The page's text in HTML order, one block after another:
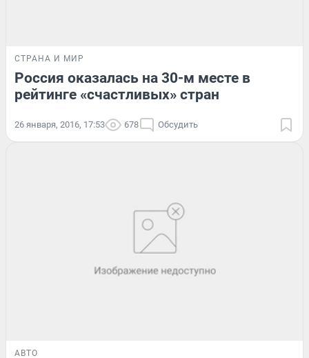
СТРАНА И МИР
Россия оказалась на 30-м месте в
рейтинге «счастливых» стран
26 января, 2016, 17:53 678 Обсудить
АВТО